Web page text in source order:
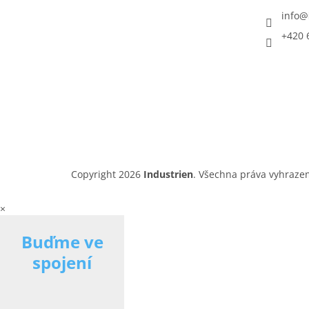
info@
+420
Copyright 2026 Industrien. Všechna práva
×
Buďme ve
spojení